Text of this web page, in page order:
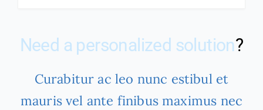
Need a personalized solution?
Curabitur ac leo nunc estibul et
mauris vel ante finibus maximus nec